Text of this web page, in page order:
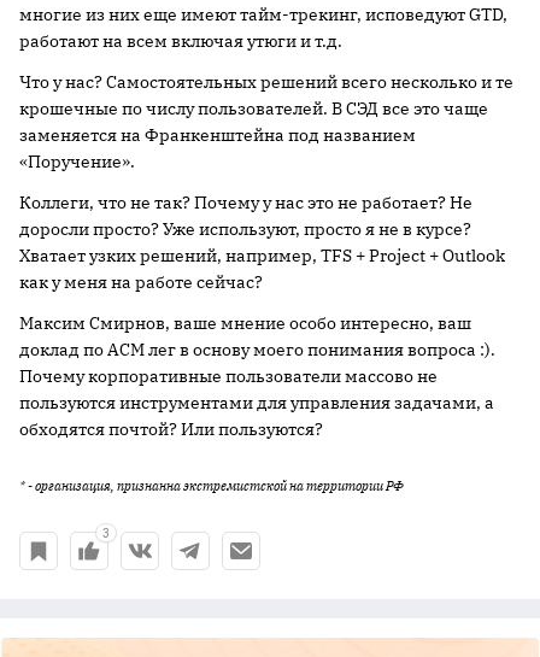
многие из них еще имеют тайм-трекинг, исповедуют GTD,
работают на всем включая утюги и т.д.
Что у нас? Самостоятельных решений всего несколько и те
крошечные по числу пользователей. В СЭД все это чаще
заменяется на Франкенштейна под названием
«Поручение».
Коллеги, что не так? Почему у нас это не работает? Не
доросли просто? Уже используют, просто я не в курсе?
Хватает узких решений, например, TFS + Project + Outlook
как у меня на работе сейчас?
Максим Смирнов, ваше мнение особо интересно, ваш
доклад по ACM лег в основу моего понимания вопроса :).
Почему корпоративные пользователи массово не
пользуются инструментами для управления задачами, а
обходятся почтой? Или пользуются?
* - организация, признанна экстремистской на территории РФ
3